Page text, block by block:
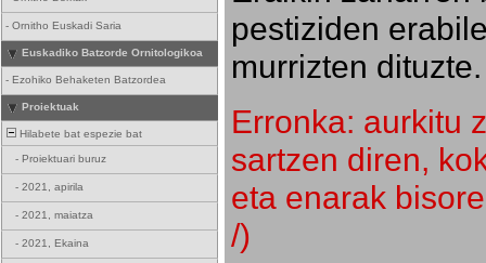
- Ornitho Euskadi Saria
Euskadiko Batzorde Ornitologikoa
- Ezohiko Behaketen Batzordea
Proiektuak
Hilabete bat espezie bat
- Proiektuari buruz
- 2021, apirila
- 2021, maiatza
- 2021, Ekaina
pestiziden
murrizten dituzte.
Erronka: aurkitu
sartzen diren,
eta enarak
/)